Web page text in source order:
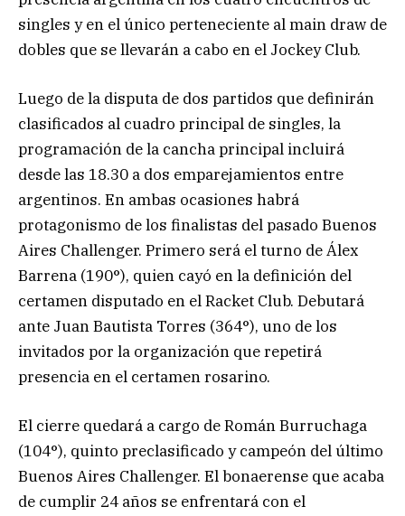
singles y en el único perteneciente al main draw de
dobles que se llevarán a cabo en el Jockey Club.
Luego de la disputa de dos partidos que definirán
clasificados al cuadro principal de singles, la
programación de la cancha principal incluirá
desde las 18.30 a dos emparejamientos entre
argentinos. En ambas ocasiones habrá
protagonismo de los finalistas del pasado Buenos
Aires Challenger. Primero será el turno de Álex
Barrena (190°), quien cayó en la definición del
certamen disputado en el Racket Club. Debutará
ante Juan Bautista Torres (364°), uno de los
invitados por la organización que repetirá
presencia en el certamen rosarino.
El cierre quedará a cargo de Román Burruchaga
(104°), quinto preclasificado y campeón del último
Buenos Aires Challenger. El bonaerense que acaba
de cumplir 24 años se enfrentará con el